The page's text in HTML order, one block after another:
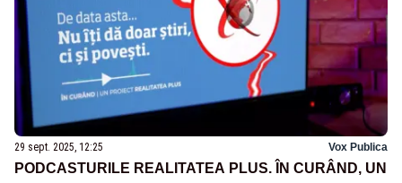
29 sept. 2025, 12:25 Vox Publica
PODCASTURILE REALITATEA PLUS. ÎN CURÂND, UN